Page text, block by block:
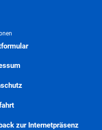
zur Internetpräsenz